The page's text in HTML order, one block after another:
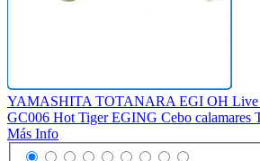
YAMASHITA TOTANARA EGI OH Live
GC006 Hot Tiger EGING Cebo calamares
Más Info